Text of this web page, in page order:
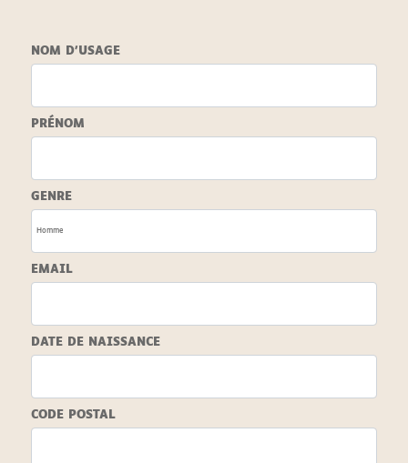
NOM D'USAGE
PRÉNOM
GENRE
EMAIL
DATE DE NAISSANCE
CODE POSTAL